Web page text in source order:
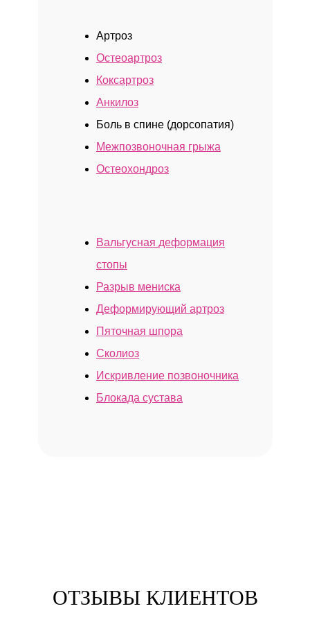
Вальгусная деформация
стопы
Разрыв мениска
Деформирующий артроз
Пяточная шпора
Сколиоз
Искривление позвоночника
Блокада сустава
Артроз
Остеоартроз
Коксартроз
Анкилоз
Боль в спине (дорсопатия)
Межпозвоночная грыжа
Остеохондроз
ОТЗЫВЫ КЛИЕНТОВ